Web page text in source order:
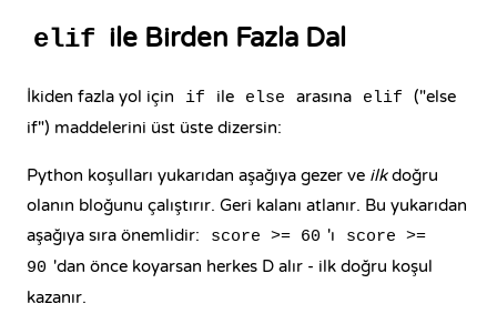
elif ile Birden Fazla Dal
İkiden fazla yol için if ile else arasına elif
("else
if") maddelerini üst üste dizersin:
Python koşulları yukarıdan aşağıya gezer ve ilkdoğru
olanın bloğunu çalıştırır. Geri kalanı atlanır. Bu yukarıdan
aşağıya sıra önemlidir:
score >= 60 'ı
score >=
90 'dan önce koyarsan herkes D alır - ilk doğru koşul
kazanır.